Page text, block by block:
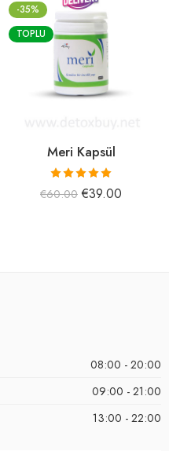
-35%
TOPLU
Meri Kapsül
5 üzerinden
5.00oy aldı
€60.00 €39.00
08:00 - 20:00
09:00 - 21:00
13:00 - 22:00